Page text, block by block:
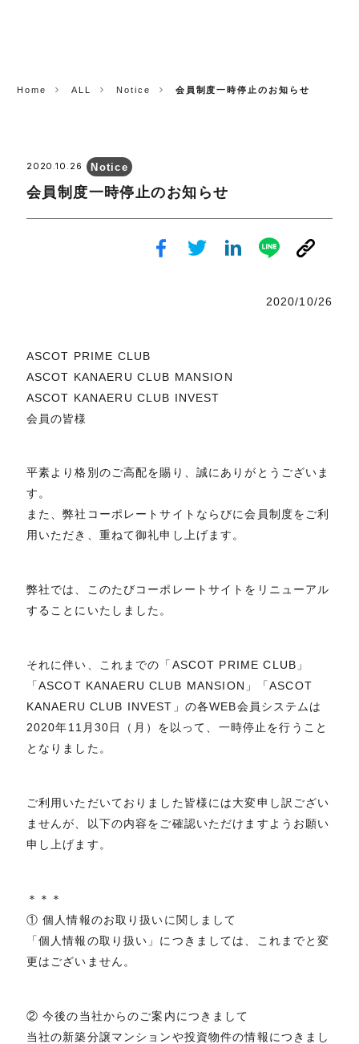
Home ALL Notice 会員制度一時停止のお知らせ
2020.10.26 Notice
会員制度一時停止のお知らせ
2020/10/26
ASCOT PRIME CLUB
ASCOT KANAERU CLUB MANSION
ASCOT KANAERU CLUB INVEST
会員の皆様
平素より格別のご高配を賜り、誠にありがとうございま
す。
また、弊社コーポレートサイトならびに会員制度をご利
用いただき、重ねて御礼申し上げます。
弊社では、このたびコーポレートサイトをリニューアル
することにいたしました。
それに伴い、これまでの「ASCOT PRIME CLUB」
「ASCOT KANAERU CLUB MANSION」「ASCOT
KANAERU CLUB INVEST」の各WEB会員システムは
2020年11月30日（月）を以って、一時停止を行うこと
となりました。
ご利用いただいておりました皆様には大変申し訳ござい
ませんが、以下の内容をご確認いただけますようお願い
申し上げます。
＊＊＊
① 個人情報のお取り扱いに関しまして
「個人情報の取り扱い」につきましては、これまでと変
更はございません。
② 今後の当社からのご案内につきまして
当社の新築分譲マンションや投資物件の情報につきまし